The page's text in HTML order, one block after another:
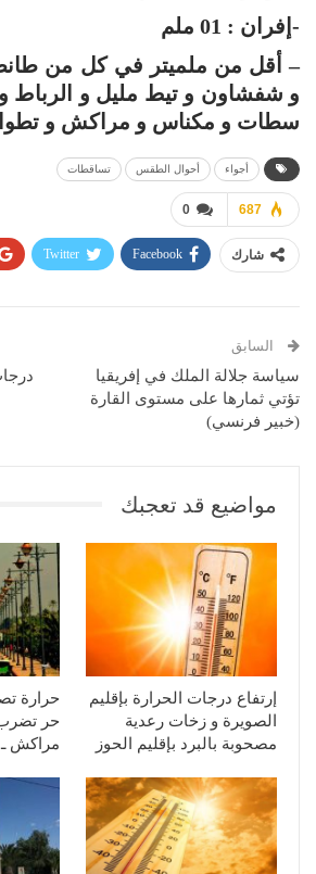
-إفران : 01 ملم
– أقل من ملميتر في كل من
و شفشاون و تيط مليل و الرباط
سطات و مكناس و مراكش و
أجواء أحوال الطقس تساقطات
0 687
شارك Facebook
Twitter
السابق
سياسة جلالة الملك في إفريقيا
تؤتي ثمارها على مستوى القارة
(خبير فرنسي)
مواضيع قد تعجبك
إرتفاع درجات الحرارة بإقليم
الصويرة و زخات رعدية
مصحوبة بالبرد بإقليم الحوز
حر تضرب
مراكش